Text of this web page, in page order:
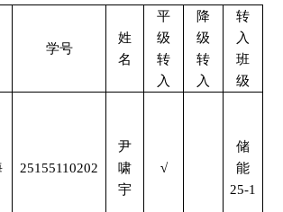
学号
姓
名
平
级
转
入
降
级
转
入
转
入
班
级
25155110202
尹
啸
宇
√
储
能
25-1